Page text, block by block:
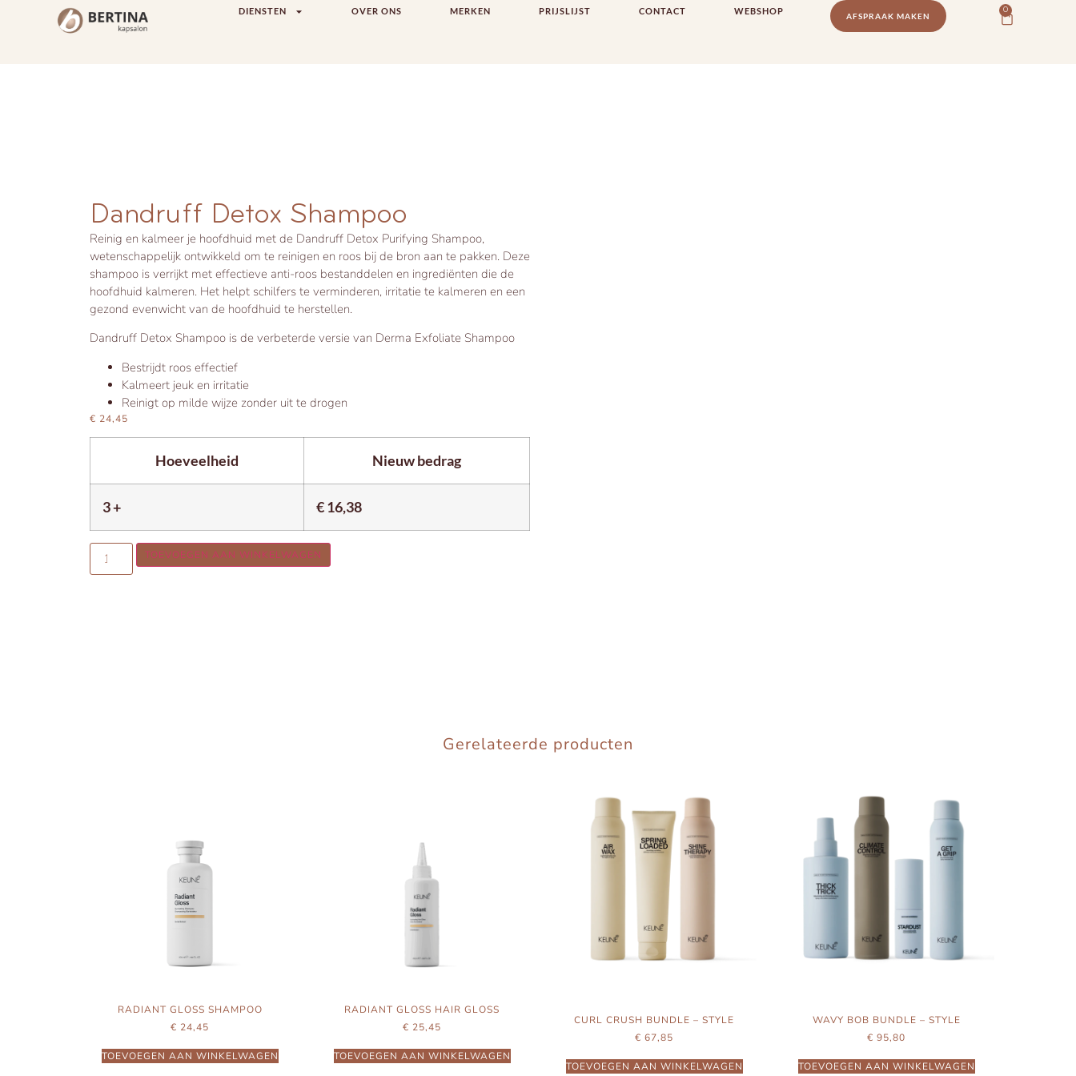
DIENSTEN OVER ONS MERKEN PRIJSLIJST CONTACT WEBSHOP AFSPRAAK MAKEN
0
Dandruff Detox Shampoo
Reinig en kalmeer je hoofdhuid met de Dandruff Detox Purifying Shampoo,
wetenschappelijk ontwikkeld om te reinigen en roos bij de bron aan te pakken. Deze
shampoo is verrijkt met effectieve anti-roos bestanddelen en ingrediënten die de
hoofdhuid kalmeren. Het helpt schilfers te verminderen, irritatie te kalmeren en een
gezond evenwicht van de hoofdhuid te herstellen.
Dandruff Detox Shampoo is de verbeterde versie van Derma Exfoliate Shampoo
Bestrijdt roos effectief
Kalmeert jeuk en irritatie
Reinigt op milde wijze zonder uit te drogen
€ 24,45
Hoeveelheid Nieuw bedrag
3 + €16,38
TOEVOEGEN AAN WINKELWAGEN
Gerelateerde producten
RADIANT GLOSS SHAMPOO
€ 24,45
TOEVOEGEN AAN WINKELWAGEN
RADIANT GLOSS HAIR GLOSS
€ 25,45
TOEVOEGEN AAN WINKELWAGEN
CURL CRUSH BUNDLE – STYLE
€ 67,85
TOEVOEGEN AAN WINKELWAGEN
WAVY BOB BUNDLE – STYLE
€ 95,80
TOEVOEGEN AAN WINKELWAGEN